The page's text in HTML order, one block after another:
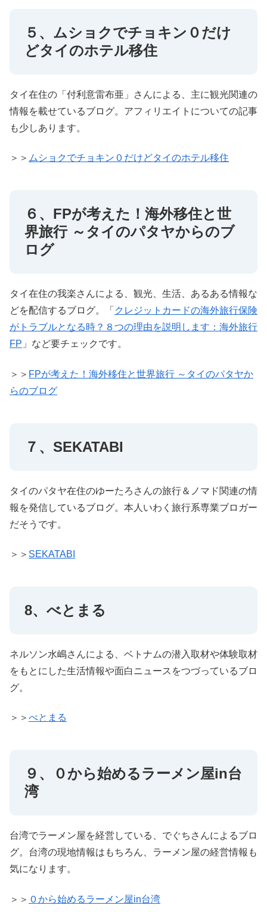
５、ムショクでチョキン０だけ
どタイのホテル移住
タイ在住の「付利意雷布亜」さんによる、主に観光関連の
情報を載せているブログ。アフィリエイトについての記事
も少しあります。
＞＞ ムショクでチョキン０だけどタイのホテル移住
６、FPが考えた！海外移住と世
界旅行 ～タイのパタヤからのブ
ログ
タイ在住の我楽さんによる、観光、生活、あるある情報な
どを配信するブログ。「 クレジットカードの海外旅行保険
がトラブルとなる時？８つの理由を説明します：海外旅行
FP 」など要チェックです。
＞＞ FPが考えた！海外移住と世界旅行 ～タイのパタヤか
らのブログ
７、SEKATABI
タイのパタヤ在住のゆーたろさんの旅行＆ノマド関連の情
報を発信しているブログ。本人いわく旅行系専業ブロガー
だそうです。
＞＞ SEKATABI
8、べとまる
ネルソン水嶋さんによる、ベトナムの潜入取材や体験取材
をもとにした生活情報や面白ニュースをつづっているブロ
グ。
＞＞ べとまる
９、０から始めるラーメン屋in台
湾
台湾でラーメン屋を経営している、でぐちさんによるブロ
グ。台湾の現地情報はもちろん、ラーメン屋の経営情報も
気になります。
＞＞ ０から始めるラーメン屋in台湾